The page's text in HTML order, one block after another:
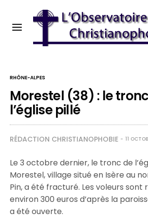
RHÔNE-ALPES
Morestel (38) : le
l’église pillé
RÉDACTION CHRISTIANOPHOBIE 11
Le 3 octobre dernier, le tronc de
Morestel, village situé en Isère au
Pin, a été fracturé. Les voleurs sont
environ 300 euros d’après la
a été ouverte.